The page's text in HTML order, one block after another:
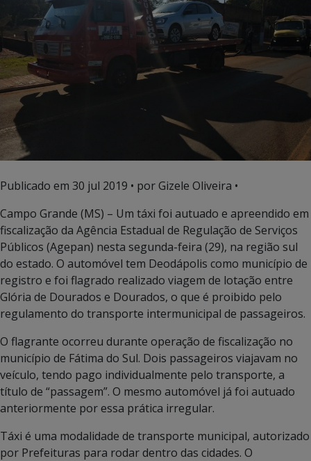
Publicado em 30 jul 2019 • por Gizele Oliveira •
Campo Grande (MS) – Um táxi foi autuado e apreendido em
fiscalização da Agência Estadual de Regulação de Serviços
Públicos (Agepan) nesta segunda-feira (29), na região sul
do estado. O automóvel tem Deodápolis como município de
registro e foi flagrado realizado viagem de lotação entre
Glória de Dourados e Dourados, o que é proibido pelo
regulamento do transporte intermunicipal de passageiros.
O flagrante ocorreu durante operação de fiscalização no
município de Fátima do Sul. Dois passageiros viajavam no
veículo, tendo pago individualmente pelo transporte, a
título de “passagem”. O mesmo automóvel já foi autuado
anteriormente por essa prática irregular.
Táxi é uma modalidade de transporte municipal, autorizado
por Prefeituras para rodar dentro das cidades. O